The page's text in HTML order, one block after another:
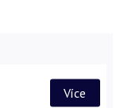
Více